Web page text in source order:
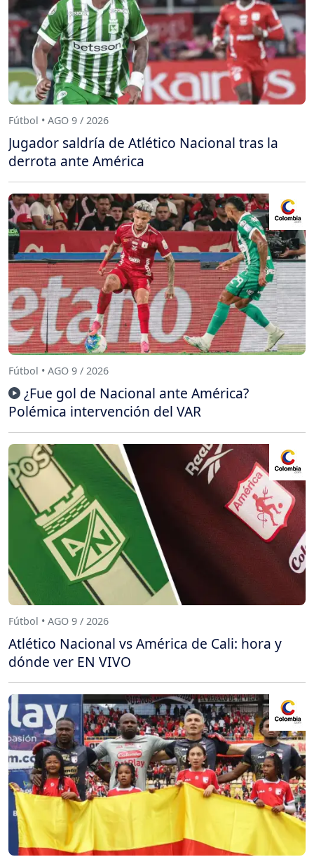
Fútbol • AGO 9 / 2026
Jugador saldría de Atlético Nacional tras la
derrota ante América
Fútbol • AGO 9 / 2026
¿Fue gol de Nacional ante América?
Polémica intervención del VAR
Fútbol • AGO 9 / 2026
Atlético Nacional vs América de Cali: hora y
dónde ver EN VIVO